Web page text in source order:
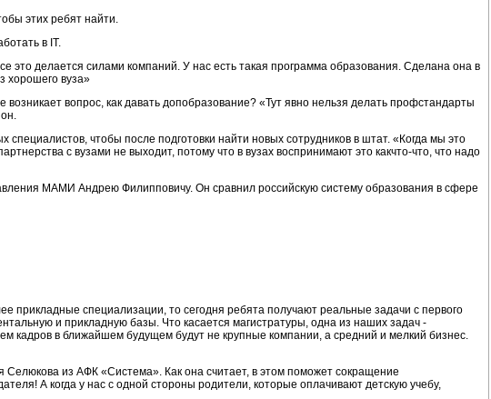
этих ребят найти.
в IT.
это делается силами компаний. У нас есть такая программа образования. Сделана она в
хорошего вуза»
вопрос, как давать допобразование? «Тут явно нельзя делать профстандарты
чтобы после подготовки найти новых сотрудников в штат. «Когда мы это
с вузами не выходит, потому что в вузах воспринимают это какчто-что, что надо
МАМИ Андрею Филипповичу. Он сравнил российскую систему образования в сфере
прикладные специализации, то сегодня ребята получают реальные задачи с первого
и прикладную базы. Что касается магистратуры, одна из наших задач -
кадров в ближайшем будущем будут не крупные компании, а средний и мелкий бизнес.
из АФК «Система». Как она считает, в этом поможет сокращение
А когда у нас с одной стороны родители, которые оплачивают детскую учебу,